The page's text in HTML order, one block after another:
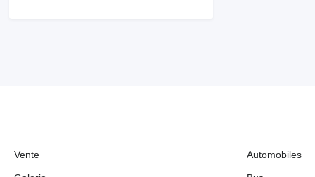
Vente Automobiles